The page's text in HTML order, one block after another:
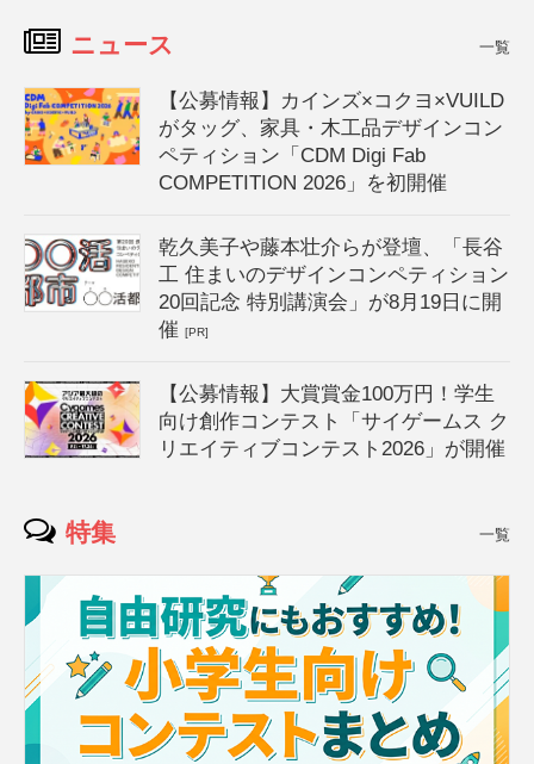
ニュース 一覧
【公募情報】カインズ×コクヨ×VUILD
がタッグ、家具・木工品デザインコン
ペティション「CDM Digi Fab
COMPETITION 2026」を初開催
乾久美子や藤本壮介らが登壇、「長谷
工 住まいのデザインコンペティション
20回記念 特別講演会」が8月19日に開
催[PR]
【公募情報】大賞賞金100万円！学生
向け創作コンテスト「サイゲームス ク
リエイティブコンテスト2026」が開催
特集 一覧